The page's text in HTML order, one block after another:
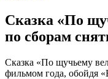
Сказка «По
по сборам
Сказка «По щучьему
фильмом года, обойдя